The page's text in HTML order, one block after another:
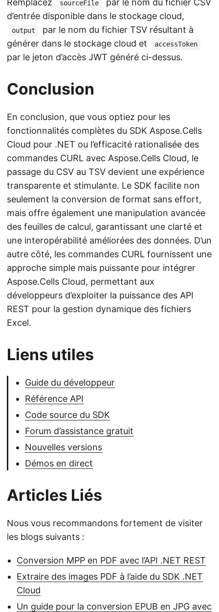
Remplacez sourceFile
par le nom du fichier CSV
d’entrée disponible dans le stockage cloud,
output
par le nom du fichier TSV résultant à
générer dans le stockage cloud et
accessToken
par le jeton d’accès JWT généré ci-dessus.
Conclusion
En conclusion, que vous optiez pour les
fonctionnalités complètes du SDK Aspose.Cells
Cloud pour .NET ou l’efficacité rationalisée des
commandes CURL avec Aspose.Cells Cloud, le
passage du CSV au TSV devient une expérience
transparente et stimulante. Le SDK facilite non
seulement la conversion de format sans effort,
mais offre également une manipulation avancée
des feuilles de calcul, garantissant une clarté et
une interopérabilité améliorées des données. D’un
autre côté, les commandes CURL fournissent une
approche simple mais puissante pour intégrer
Aspose.Cells Cloud, permettant aux
développeurs d’exploiter la puissance des API
REST pour la gestion dynamique des fichiers
Excel.
Liens utiles
Guide du développeur
Référence API
Code source du SDK
Forum d’assistance gratuit
Nouvelles versions
Démos en direct
Articles Liés
Nous vous recommandons fortement de visiter
les blogs suivants :
Conversion MPP en PDF avec l’API .NET REST
Extraire des images PDF à l’aide du SDK .NET
Cloud
Un guide pour la conversion EPUB en JPG avec